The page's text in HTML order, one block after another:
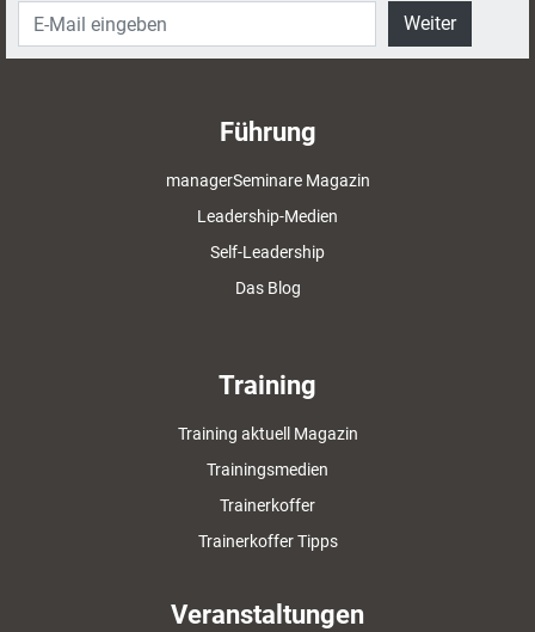
Weiter
Führung
managerSeminare Magazin
Leadership-Medien
Self-Leadership
Das Blog
Training
Training aktuell Magazin
Trainingsmedien
Trainerkoffer
Trainerkoffer Tipps
Veranstaltungen